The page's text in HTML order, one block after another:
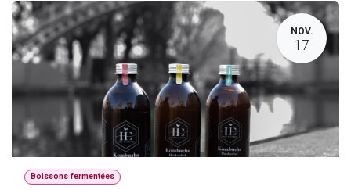
NOV.
17
Boissons fermentées